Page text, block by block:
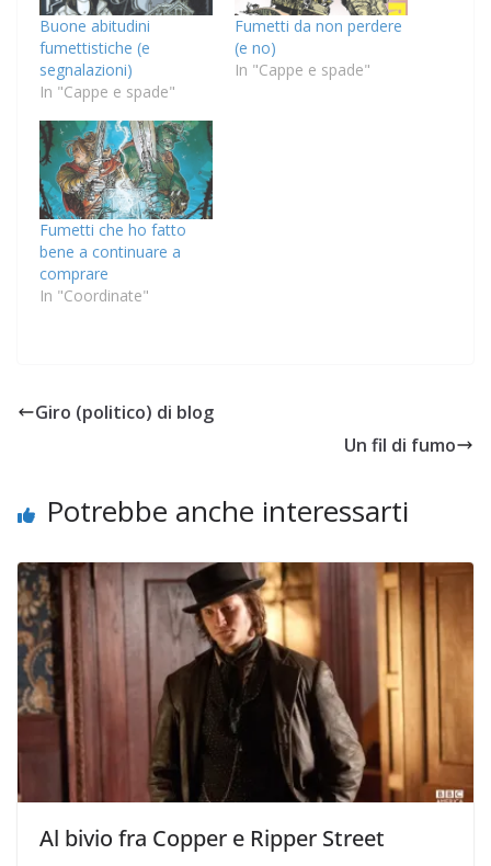
Buone abitudini
fumettistiche (e
segnalazioni)
In "Cappe e spade"
Fumetti da non perdere
(e no)
In "Cappe e spade"
Fumetti che ho fatto
bene a continuare a
comprare
In "Coordinate"
Giro (politico) di blog
Un fil di fumo
Potrebbe anche interessarti
Al bivio fra Copper e Ripper Street